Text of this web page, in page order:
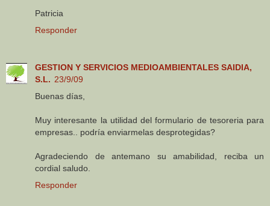
Patricia
Responder
GESTION Y SERVICIOS MEDIOAMBIENTALES SAIDIA,
S.L. 23/9/09
Buenas días,
Muy interesante la utilidad del formulario de tesoreria para
empresas.. podría enviarmelas desprotegidas?
Agradeciendo de antemano su amabilidad, reciba un
cordial saludo.
Responder